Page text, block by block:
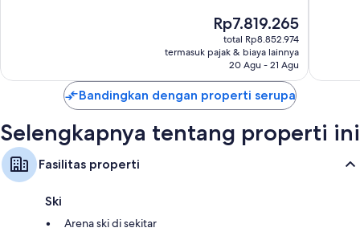
Bathtub besar, perlengkapan mandi gratis, dan pengering rambut
Televisi layar datar 42-inci dengan saluran TV premium dan pemutar
Balkon atau patio, ruang duduk terpisah, dan ruang makan terpisah
Harga
sekarang
Rp7.819.265
Rp7.819.265
total Rp8.852.974
termasuk pajak & biaya lainnya
20 Agu - 21 Agu
Bandingkan dengan properti serupa
Selengkapnya tentang properti ini
Fasilitas properti
Ski
Arena ski di sekitar